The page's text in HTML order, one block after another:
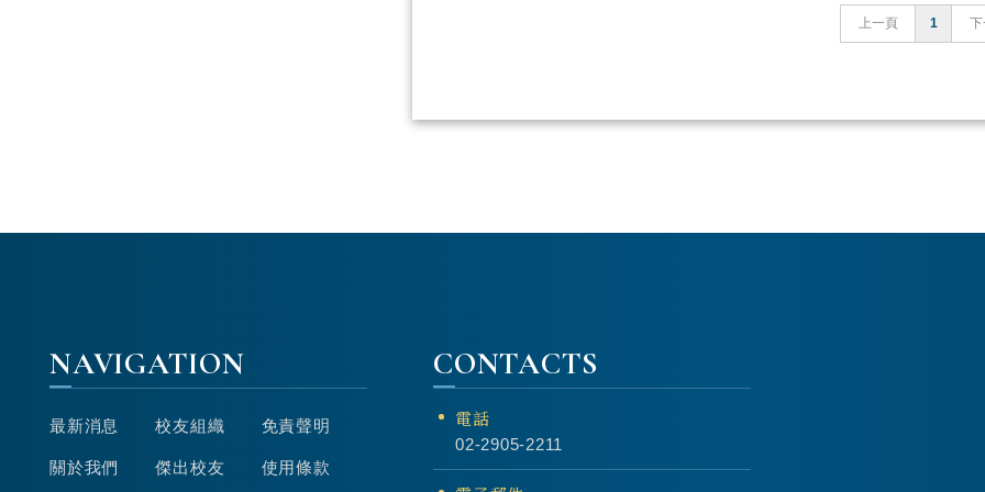
上一頁 1 下
NAVIGATION
最新消息
關於我們
校友組織
傑出校友
免責聲明
使用條款
CONTACTS
電話
02-2905-2211